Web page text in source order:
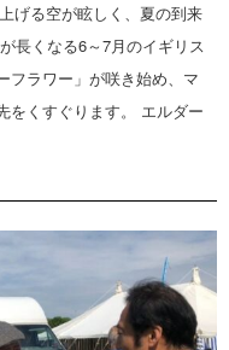
げる空が眩しく、夏の到来
長くなる6～7月のイギリス
フラワー」が咲き始め、マ
をくすぐります。 エルダー